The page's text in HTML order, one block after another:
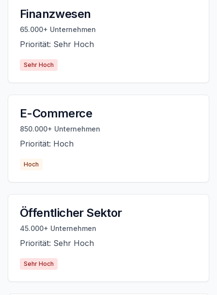
Finanzwesen
65.000+ Unternehmen
Priorität: Sehr Hoch
Sehr Hoch
E-Commerce
850.000+ Unternehmen
Priorität: Hoch
Hoch
Öffentlicher Sektor
45.000+ Unternehmen
Priorität: Sehr Hoch
Sehr Hoch